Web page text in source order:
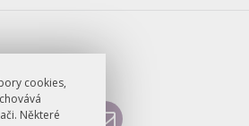
cookies,
Některé